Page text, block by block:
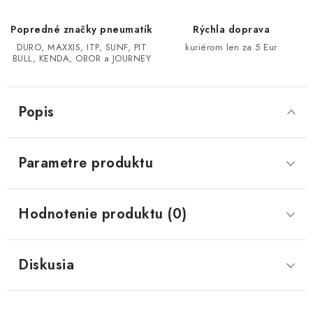
POLARIS SPORTSMAN RZR 1000
LINHAI 400/500/M550/650
Podmienky ochrany osobných údajov
Všeobecné obchodné podmienky
Reklamačný poriadok - formulár
Kontakt
Popredné značky pneumatík
DURO, MAXXIS, ITP, SUNF, PIT
BULL, KENDA, OBOR a JOURNEY
Rýchla doprava
kuriérom len za 5 Eur
Popis
Parametre produktu
Hodnotenie produktu (0)
Diskusia